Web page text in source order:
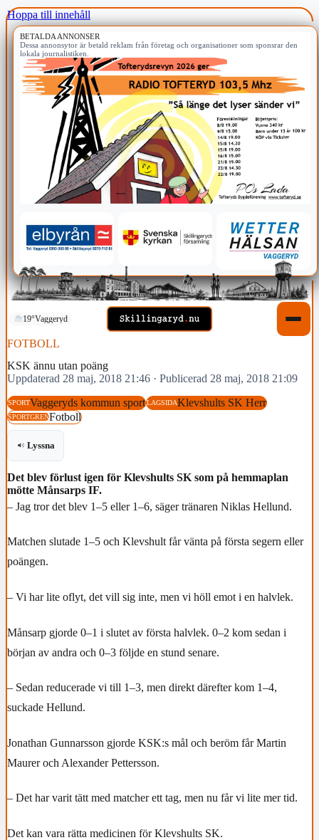
Hoppa till innehåll
BETALDA ANNONSER
Dessa annonsytor är betald reklam från företag och organisationer som sponsrar den
lokala journalistiken.
19°Vaggeryd
FOTBOLL
KSK ännu utan poäng
Uppdaterad 28 maj, 2018 21:46 · Publicerad 28 maj, 2018 21:09
SPORTVaggeryds kommun sportLAGSIDAKlevshults SK Herr
SPORTGRENFotboll
Lyssna
Det blev förlust igen för Klevshults SK som på hemmaplan
mötte Månsarps IF.
– Jag tror det blev 1–5 eller 1–6, säger tränaren Niklas Hellund.
Matchen slutade 1–5 och Klevshult får vänta på första segern eller
poängen.
– Vi har lite oflyt, det vill sig inte, men vi höll emot i en halvlek.
Månsarp gjorde 0–1 i slutet av första halvlek. 0–2 kom sedan i
början av andra och 0–3 följde en stund senare.
– Sedan reducerade vi till 1–3, men direkt därefter kom 1–4,
suckade Hellund.
Jonathan Gunnarsson gjorde KSK:s mål och beröm får Martin
Maurer och Alexander Pettersson.
– Det har varit tätt med matcher ett tag, men nu får vi lite mer tid.
Det kan vara rätta medicinen för Klevshults SK.